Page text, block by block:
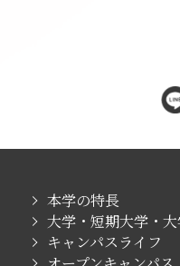
本学の特長
大学・短期大学・
キャンパスライフ